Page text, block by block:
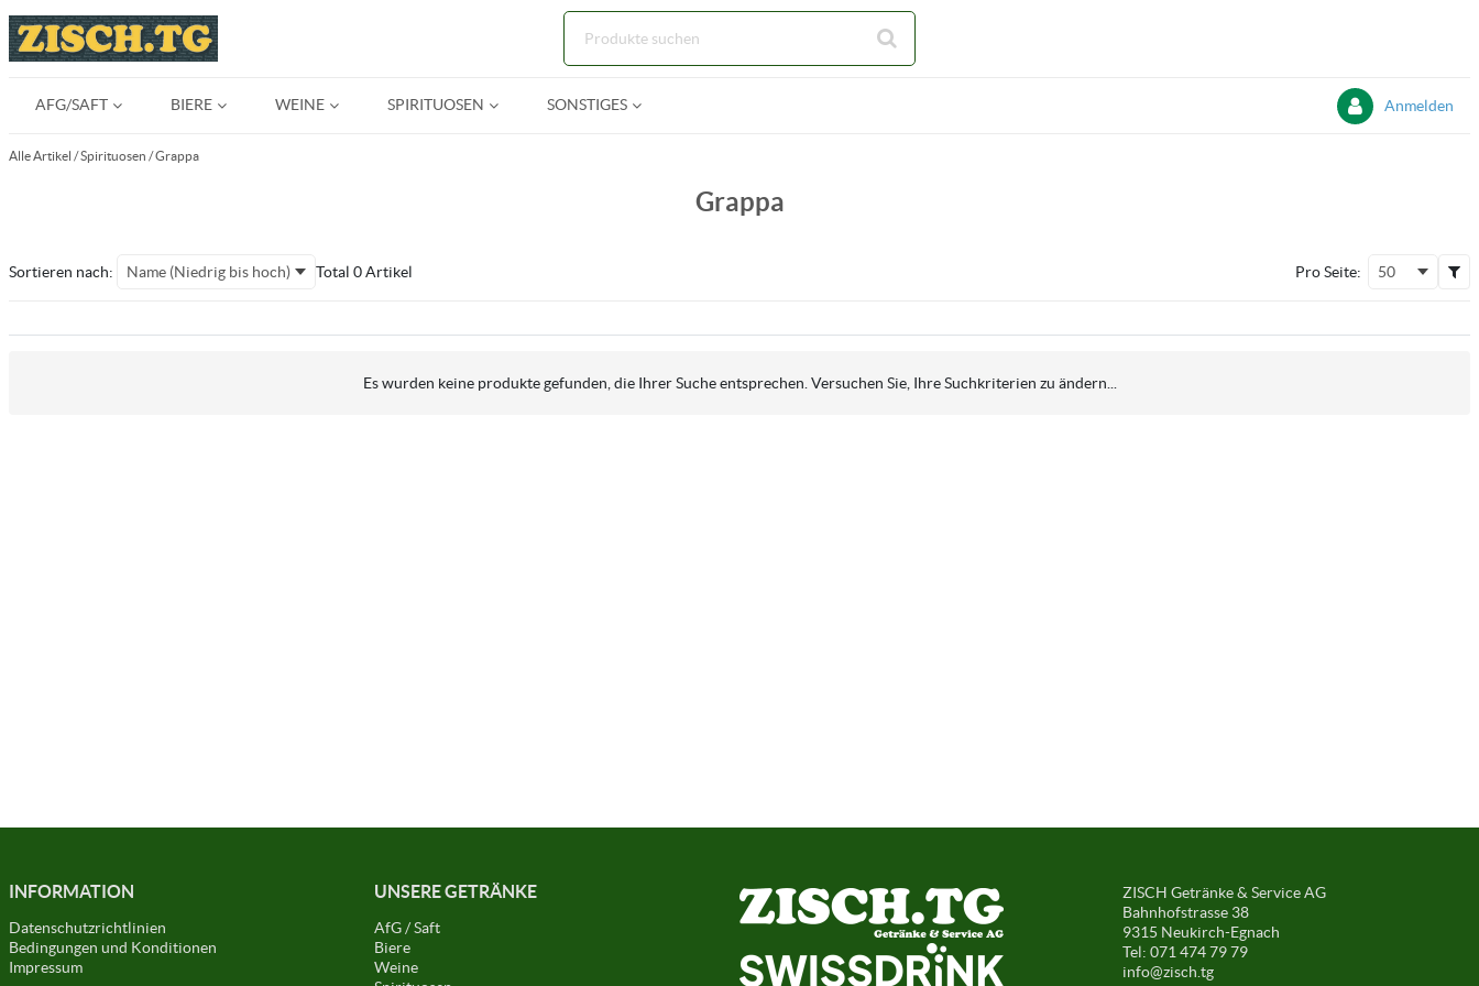
Zum Hauptinhalt springen
AFG/SAFT BIERE WEINE SPIRITUOSEN SONSTIGES Anmelden
Alle Artikel /Spirituosen /Grappa
Grappa
Sortieren nach: Name (Niedrig bis hoch) Total 0 Artikel Pro Seite: 50
Es wurden keine produkte gefunden, die Ihrer Suche entsprechen. Versuchen Sie, Ihre Suchkriterien zu ändern...
INFORMATION
Datenschutzrichtlinien
Bedingungen und Konditionen
Impressum
UNSERE GETRÄNKE
AfG / Saft
Biere
Weine
ZISCH Getränke & Service AG
Bahnhofstrasse 38
9315 Neukirch-Egnach
Tel: 071 474 79 79
info@zisch.tg